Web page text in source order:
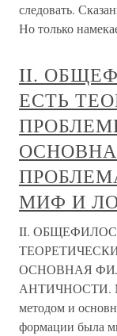
следовать.
Но только
II.
ЕСТЬ
МИФ И
II.
ОСНОВНАЯ
АНТИЧНОСТИ.
методом и
формации была